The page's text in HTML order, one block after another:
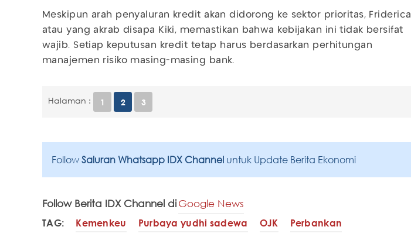
Meskipun arah penyaluran kredit akan didorong ke sektor prioritas, Friderica
atau yang akrab disapa Kiki, memastikan bahwa kebijakan ini tidak bersifat
wajib. Setiap keputusan kredit tetap harus berdasarkan perhitungan
manajemen risiko masing-masing bank.
Halaman : 1 2 3
Follow Saluran Whatsapp IDX Channel untuk Update Berita Ekonomi
Follow Berita IDX Channel diGoogle News
TAG: Kemenkeu Purbaya yudhi sadewa OJK Perbankan